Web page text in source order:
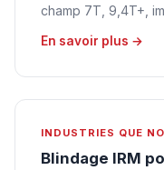
champ 7T, 9,4T+,
En savoir plus →
INDUSTRIES QUE
Blindage IRM